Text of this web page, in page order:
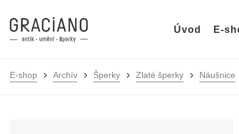
Úvod E-
E-shop Archív Šperky Zlaté šperky Náušnice